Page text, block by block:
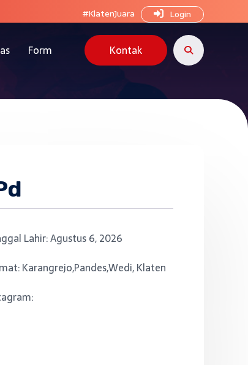
Login
#KlatenJuara
Form Kontak
Lahir:Agustus 6, 2026
Karangrejo,Pandes,Wedi, Klaten